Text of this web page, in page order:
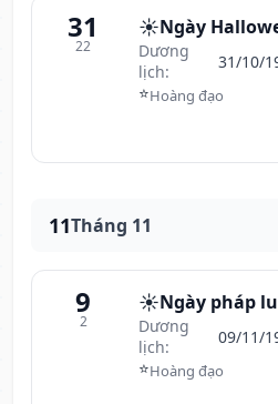
31
22
☀️Ngày
Dương
lịch:
31/10/
⭐Hoàng đạo
11Tháng 11
9
2
☀️Ngày pháp
Dương
lịch:
09/11/
⭐Hoàng đạo